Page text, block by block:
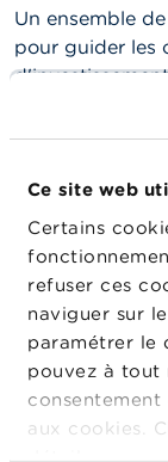
Ce site web
Certains
refuser ces
naviguer sur
paramétrer le
pouvez à tout
aux cookies.
détails » pour
c
c
Un ensemble
pour guider les
Certaines ont
informations
durabilité.
D’autres
liés à la
confrontées.
Des règles de
aux produits